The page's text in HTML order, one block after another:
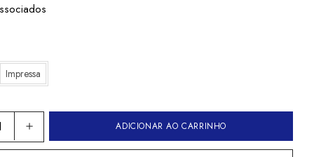
Impressa
ADICIONAR AO CARRINHO